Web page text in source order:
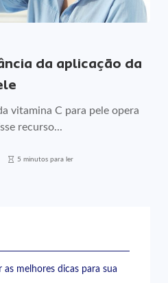
da aplicação da
vitamina C para pele opera
recurso...
5 minutos para ler
as melhores dicas para sua